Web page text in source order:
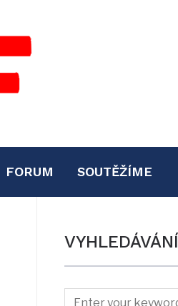
FORUM SOUTĚŽÍME
VYHLEDÁVÁNÍ